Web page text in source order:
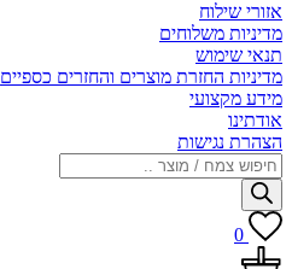
אזורי שילוח
מדיניות משלוחים
תנאי שימוש
מדיניות החזרת מוצרים והחזרים כספיים
מידע מקצועי
אודתינו
הצהרת נגישות
Products
search
0